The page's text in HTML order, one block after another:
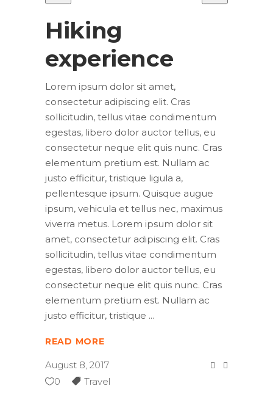
Hiking
experience
Lorem ipsum dolor sit amet,
consectetur adipiscing elit. Cras
sollicitudin, tellus vitae condimentum
egestas, libero dolor auctor tellus, eu
consectetur neque elit quis nunc. Cras
elementum pretium est. Nullam ac
justo efficitur, tristique ligula a,
pellentesque ipsum. Quisque augue
ipsum, vehicula et tellus nec, maximus
viverra metus. Lorem ipsum dolor sit
amet, consectetur adipiscing elit. Cras
sollicitudin, tellus vitae condimentum
egestas, libero dolor auctor tellus, eu
consectetur neque elit quis nunc. Cras
elementum pretium est. Nullam ac
justo efficitur, tristique
READ MORE
August 8, 2017
0
Travel